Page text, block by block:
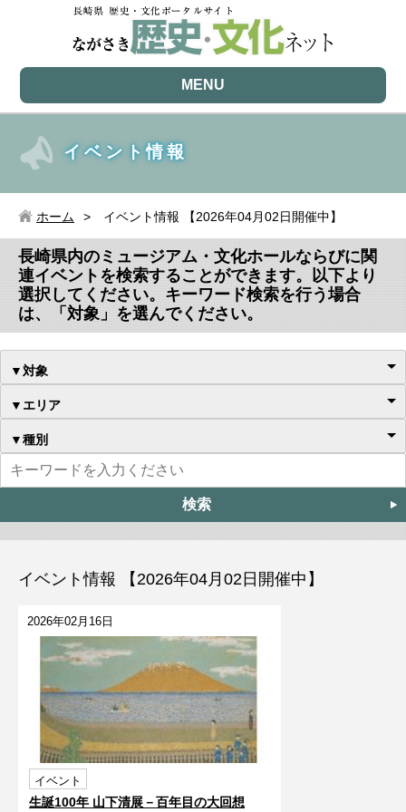
MENU
イベント情報
ホーム イベント情報 【2026年04月02日開催中】
長崎県内のミュージアム・文化ホールならびに関
連イベントを検索することができます。以下より
選択してください。キーワード検索を行う場合
は、「対象」を選んでください。
▼対象
▼エリア
▼種別
イベント情報 【2026年04月02日開催中】
2026年02月16日
イベント
生誕100年 山下清展－百年目の大回想